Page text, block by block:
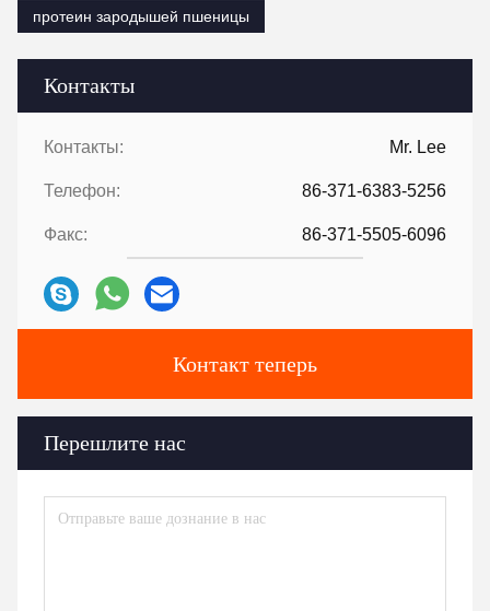
Контакты
Контакты: Mr. Lee
Телефон: 86-371-6383-5256
Факс: 86-371-5505-6096
Контакт теперь
Перешлите нас
протеин зародышей пшеницы